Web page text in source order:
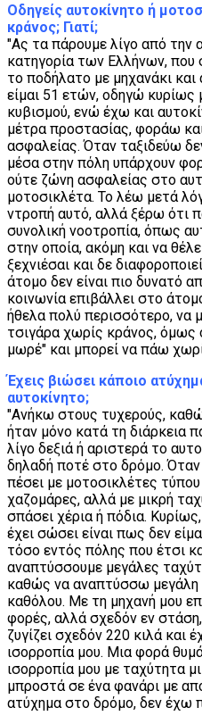
Οδηγείς αυτοκίνητο ή
κράνος; Γιατί;
"Ας τα πάρουμε λίγο από την
κατηγορία των Ελλήνων, που
το ποδήλατο με μηχανάκι
είμαι 51 ετών, οδηγώ κυρίως
κυβισμού, ενώ έχω και
μέτρα προστασίας, φοράω
ασφαλείας. Όταν ταξιδεύω
μέσα στην πόλη υπάρχουν
ούτε ζώνη ασφαλείας στο
μοτοσικλέτα. Το λέω μετά
ντροπή αυτό, αλλά ξέρω ότι
συνολική νοοτροπία, όπως
στην οποία, ακόμη και να
ξεχνιέσαι και δε
άτομο δεν είναι πιο δυνατό
κοινωνία επιβάλλει στο
ήθελα πολύ περισσότερο, να
τσιγάρα χωρίς κράνος, όμως
μωρέ" και μπορεί να πάω
Έχεις βιώσει κάποιο
αυτοκίνητο;
"Ανήκω στους τυχερούς,
ήταν μόνο κατά τη διάρκεια
λίγο δεξιά ή αριστερά το
δηλαδή ποτέ στο δρόμο. Όταν
πέσει με μοτοσικλέτες
χαζομάρες, αλλά με μικρή
σπάσει χέρια ή πόδια.
έχει σώσει είναι πως δεν
τόσο εντός πόλης που έτσι
αναπτύσσουμε μεγάλες
καθώς να αναπτύσσω μεγάλη
καθόλου. Με τη μηχανή μου
φορές, αλλά σχεδόν εν στάση,
ζυγίζει σχεδόν 220 κιλά και
ισορροπία μου. Μια φορά
ισορροπία μου με ταχύτητα
μπροστά σε ένα φανάρι με
ατύχημα στο δρόμο, δεν έχω